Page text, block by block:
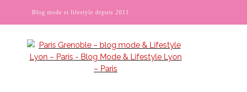
Blog mode et lifestyle depuis 2011